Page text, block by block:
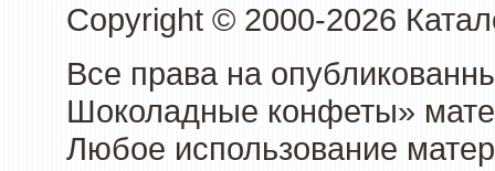
Copyright © 2000-2026
Все права на
Шоколадные конфеты»
Любое использование